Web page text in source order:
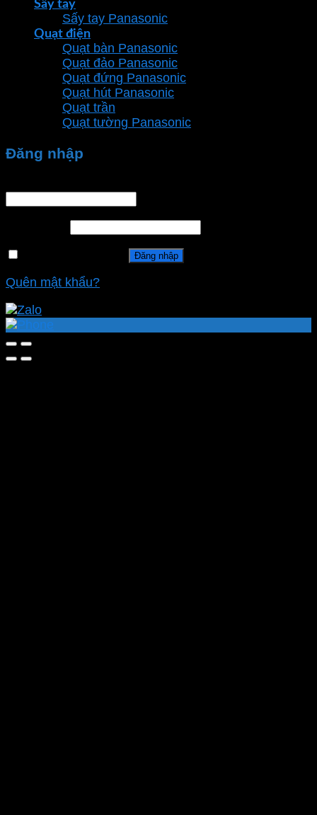
Sấy tay
Sấy tay Panasonic
Quạt điện
Quạt bàn Panasonic
Quạt đảo Panasonic
Quạt đứng Panasonic
Quạt hút Panasonic
Quạt trần
Quạt tường Panasonic
Đăng nhập
Đăng nhập
Quên mật khẩu?